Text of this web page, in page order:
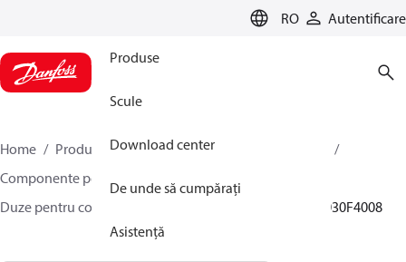
RO Autentificare
Produse
Scule
Download center
De unde să cumpărați
Asistență
Home Produse
Climate Solutions pentru încălzire
Componente pentru arzătoare
Duze pentru combustibil lichid
030F4008